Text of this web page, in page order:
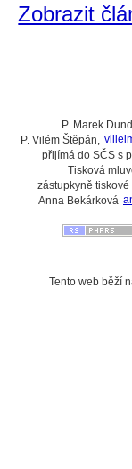
Zobrazit
P. Marek
P. Vilém Štěpán,
přijímá do SČS s
Tisková
zástupkyně
Anna Bekárková
Tento web běží